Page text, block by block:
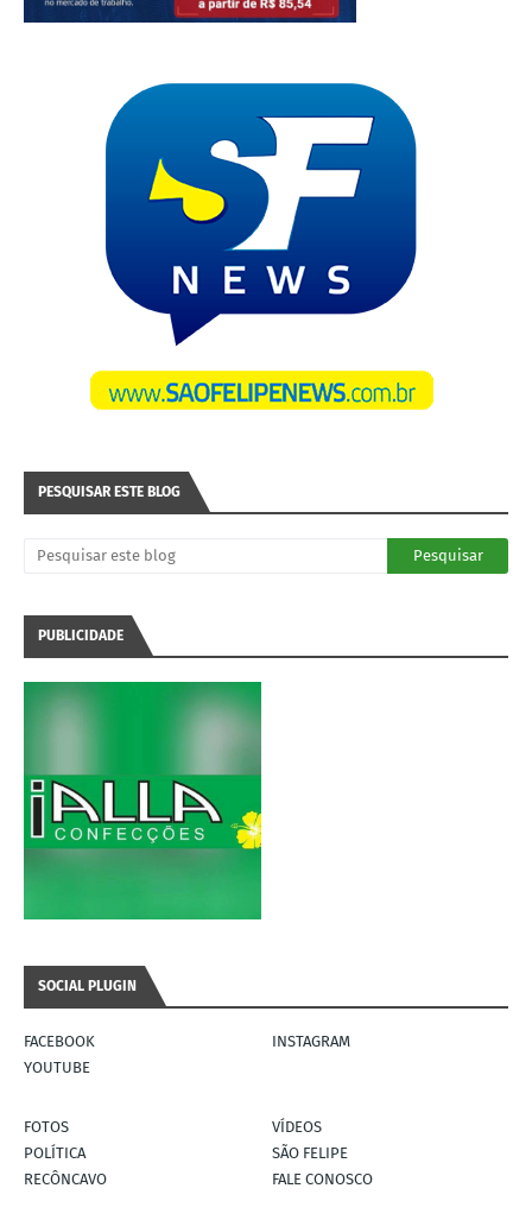
PESQUISAR ESTE BLOG
PUBLICIDADE
SOCIAL PLUGIN
FACEBOOK
INSTAGRAM
YOUTUBE
FOTOS
VÍDEOS
POLÍTICA
SÃO FELIPE
RECÔNCAVO
FALE CONOSCO